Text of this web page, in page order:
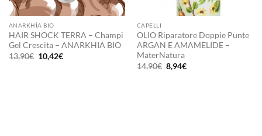
ANARKHÌA BIO
HAIR SHOCK TERRA – Champi
Gel Crescita – ANARKHIA BIO
13,90€ Il
prezzo
10,42€Il
CAPELLI
OLIO Riparatore Doppie Punte
ARGAN E AMAMELIDE –
MaterNatura
14,90€ Il
prezzo
8,94€Il